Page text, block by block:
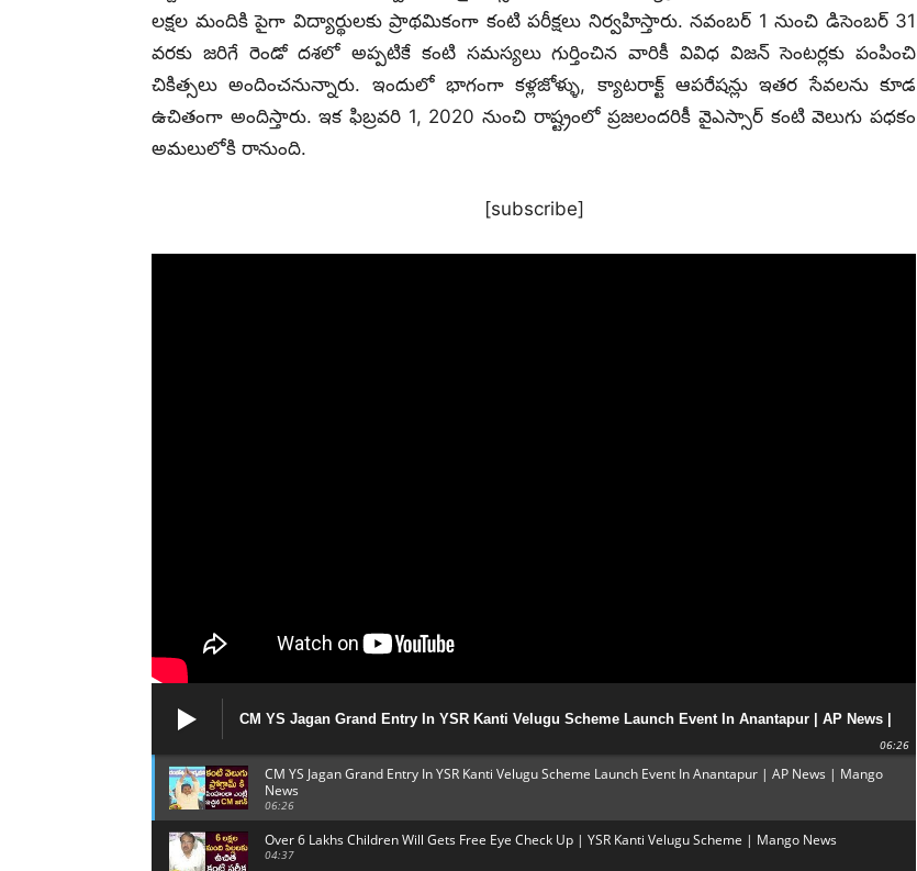
లక్షల మందికి పైగా విద్యార్థులకు ప్రాథమికంగా కంటి పరీక్షలు నిర్వహిస్తారు. నవంబర్‌ 1 నుంచి డిసెంబర్‌ 31
వరకు జరిగే రెండో దశలో అప్పటికే కంటి సమస్యలు గుర్తించిన వారికీ వివిధ విజన్ సెంటర్లకు పంపించి
చికిత్సలు అందించనున్నారు. ఇందులో భాగంగా కళ్లజోళ్ళు, క్యాటరాక్ట్‌ ఆపరేషన్లు ఇతర సేవలను కూడ
ఉచితంగా అందిస్తారు. ఇక ఫిబ్రవరి 1, 2020 నుంచి రాష్ట్రంలో ప్రజలందరికీ వైఎస్సార్‌ కంటి వెలుగు పధకం
అమలులోకి రానుంది.
[subscribe]
CM YS Jagan Grand Entry In YSR Kanti Velugu Scheme Launch Event In Anantapur | AP News |
06:26
CM YS Jagan Grand Entry In YSR Kanti Velugu Scheme Launch Event In Anantapur | AP News | Mango
News
06:26
Over 6 Lakhs Children Will Gets Free Eye Check Up | YSR Kanti Velugu Scheme | Mango News
04:37